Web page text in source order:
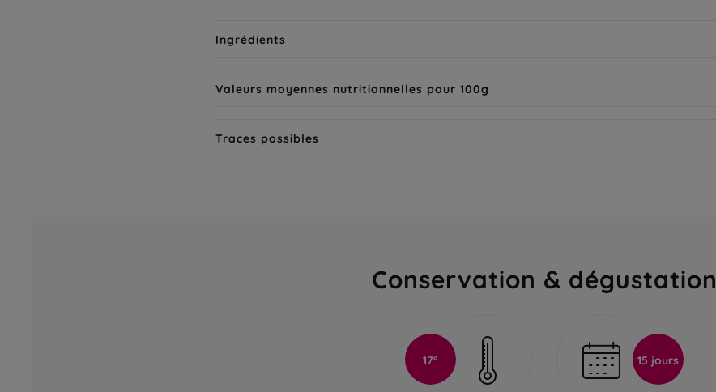
Ingrédients
Valeurs moyennes nutritionnelles pour 100g
Traces possibles
Conservation & dégustation
17° 15 jours